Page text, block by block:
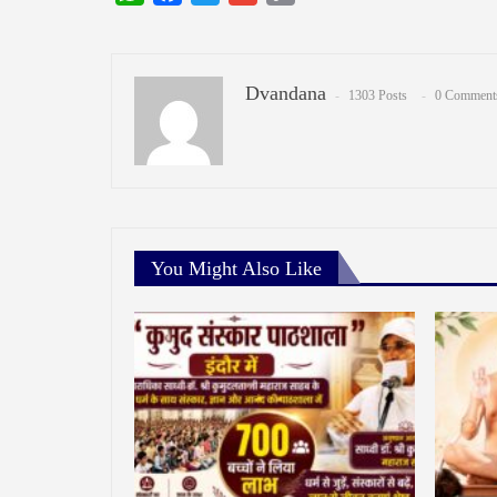
Dvandana 1303 Posts 0
You Might Also Like